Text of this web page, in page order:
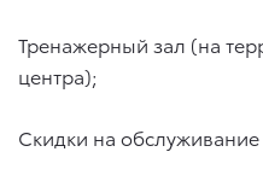
Тренажерный зал (на
центра);
Скидки на обслуживание